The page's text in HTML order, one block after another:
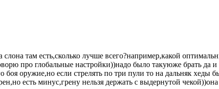
там есть,сколько лучше всего?например,какой
про глобальные настройки))надо было такуюже брать да и
оружие,но если стрелять по три пули то на дальняк хеды
есть минус,грену нельзя держать с выдернутой